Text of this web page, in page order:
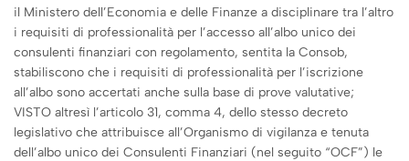
il Ministero dell’Economia e delle Finanze a disciplinare tra l’altro
i requisiti di professionalità per l’accesso all’albo unico dei
consulenti finanziari con regolamento, sentita la Consob,
stabiliscono che i requisiti di professionalità per l’iscrizione
all’albo sono accertati anche sulla base di prove valutative;
VISTO altresì l’articolo 31, comma 4, dello stesso decreto
legislativo che attribuisce all’Organismo di vigilanza e tenuta
dell’albo unico dei Consulenti Finanziari (nel seguito “OCF”) le